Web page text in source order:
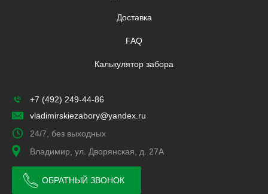
Доставка
FAQ
Калькулятор забора
+7 (492) 249-44-86
vladimirskiezabory@yandex.ru
24/7, без выходных
Владимир, ул. Дворянская, д. 27А
ОБРАТНЫЙ ЗВОНОК